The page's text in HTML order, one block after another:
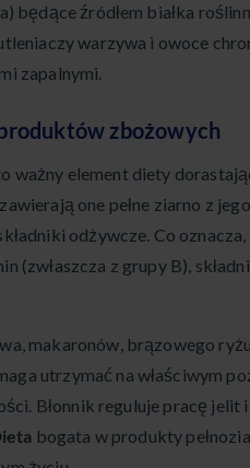
będące źródłem białka
warzywa i owoce
zapalnymi.
zbożowych
ważny element diety
one pełne ziarno z
odżywcze. Co
(zwłaszcza z grupy B),
makaronów, brązowego
utrzymać na właściwym
Błonnik reguluje pracę jelit
bogata w produkty